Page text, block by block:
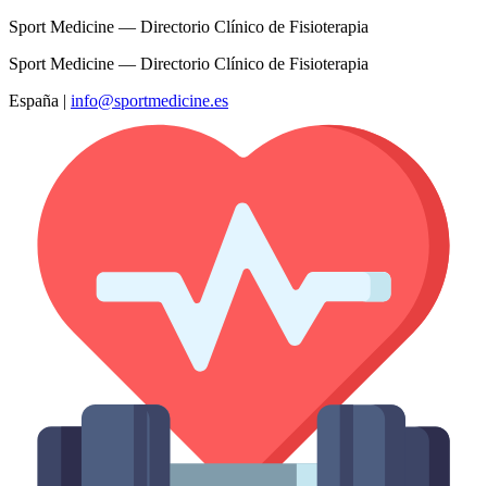
Sport Medicine — Directorio Clínico de Fisioterapia
Sport Medicine — Directorio Clínico de Fisioterapia
España | info@sportmedicine.es